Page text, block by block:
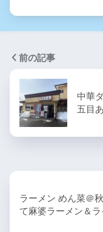
前の記事
中華
五目
ラーメン めん菜＠
て麻婆ラーメン＆